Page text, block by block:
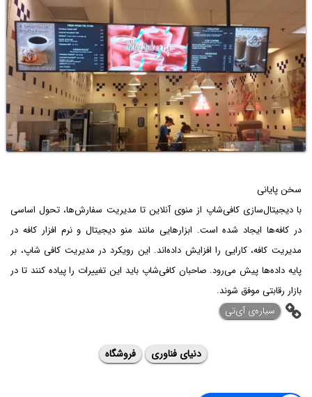
سخن پایانی
با دیجیتال‌سازی کافی‌شاپ از منوی آنلاین تا مدیریت سفارش‌ها، تحول اساسی
در کافه‌ها ایجاد شده است. ابزارهایی مانند منو دیجیتال و نرم افزار کافه در
مدیریت کافه، کارایی را افزایش داده‌اند. این رویکرد در مدیریت کافی شاپ، بر
پایه داده‌ها پیش می‌رود. صاحبان کافی‌شاپ باید این تغییرات را پیاده کنند تا در
بازار رقابتی موفق شوند.
‌سیاره‌ی آی‌تی
دنیای فناوری فروشگاه